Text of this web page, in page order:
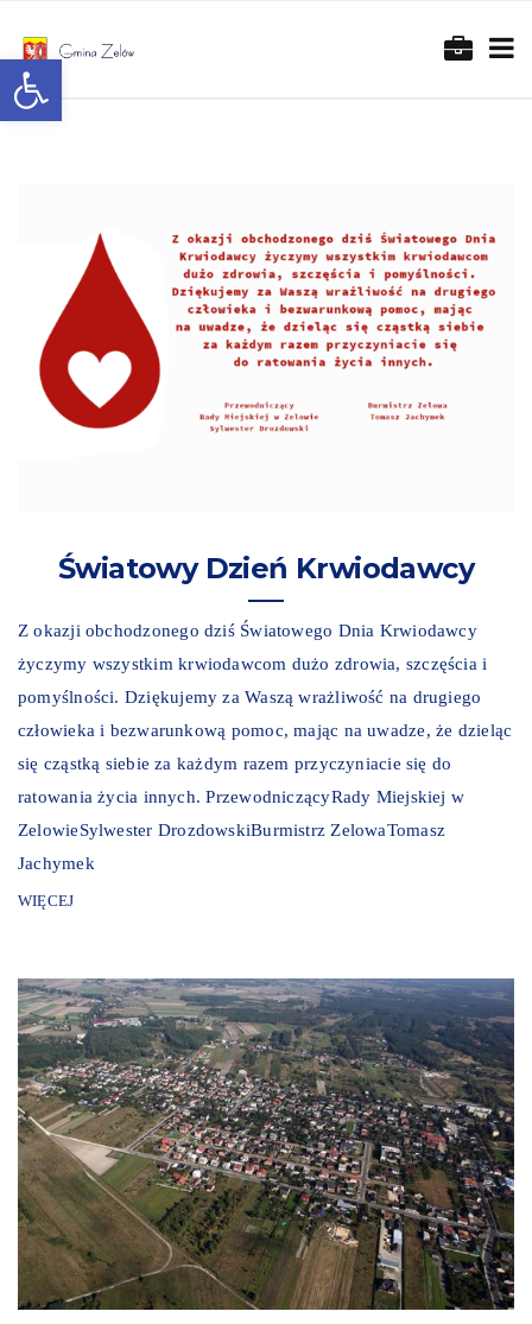
Otwórz pasek narzędzi
Światowy Dzień Krwiodawcy
Z okazji obchodzonego dziś Światowego Dnia Krwiodawcy
życzymy wszystkim krwiodawcom dużo zdrowia, szczęścia i
pomyślności. Dziękujemy za Waszą wrażliwość na drugiego
człowieka i bezwarunkową pomoc, mając na uwadze, że dzieląc
się cząstką siebie za każdym razem przyczyniacie się do
ratowania życia innych. PrzewodniczącyRady Miejskiej w
ZelowieSylwester DrozdowskiBurmistrz ZelowaTomasz
Jachymek
WIĘCEJ